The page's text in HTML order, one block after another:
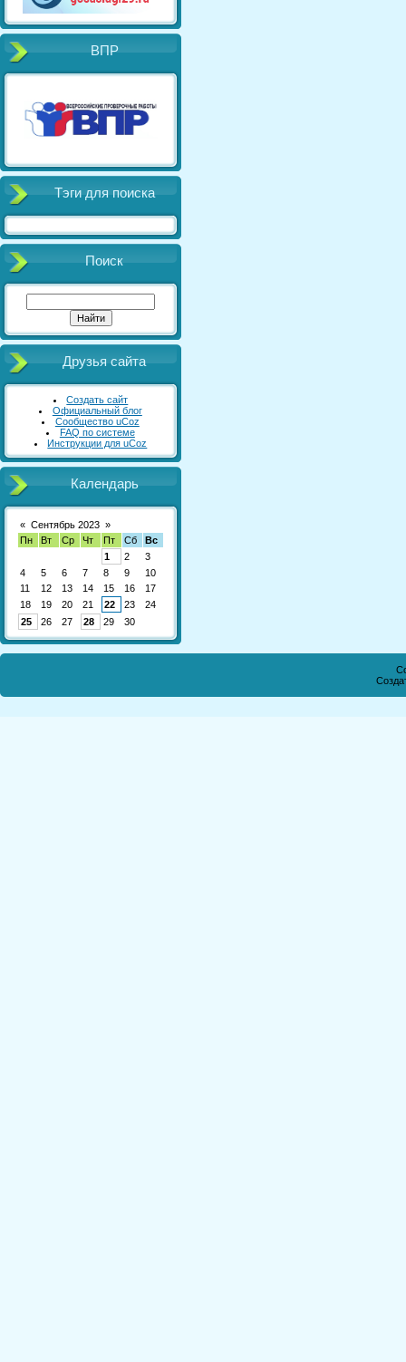
ВПР
Тэги для поиска
Поиск
Друзья сайта
Создать сайт
Официальный блог
Сообщество uCoz
FAQ по системе
Инструкции для uCoz
Календарь
« Сентябрь 2023 »
Пн
Вт Ср Чт Пт Сб
Вс
1
2
3
4
5 6 7 8 9
10
11
12 13 14 15 16
17
18
19 20 21 22 23
24
25
26 27 28 29 30